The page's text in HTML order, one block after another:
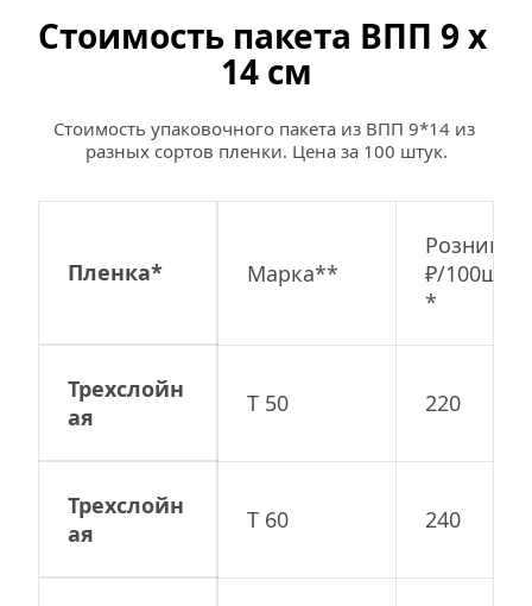
Стоимость пакета ВПП 9 х
14 см
Стоимость упаковочного пакета из ВПП 9*14 из
разных сортов пленки. Цена за 100 штук.
Пленка* Марка**
Розница
₽/
*
Трехслойн
ая
Т 50 220
Трехслойн
ая
Т 60 240